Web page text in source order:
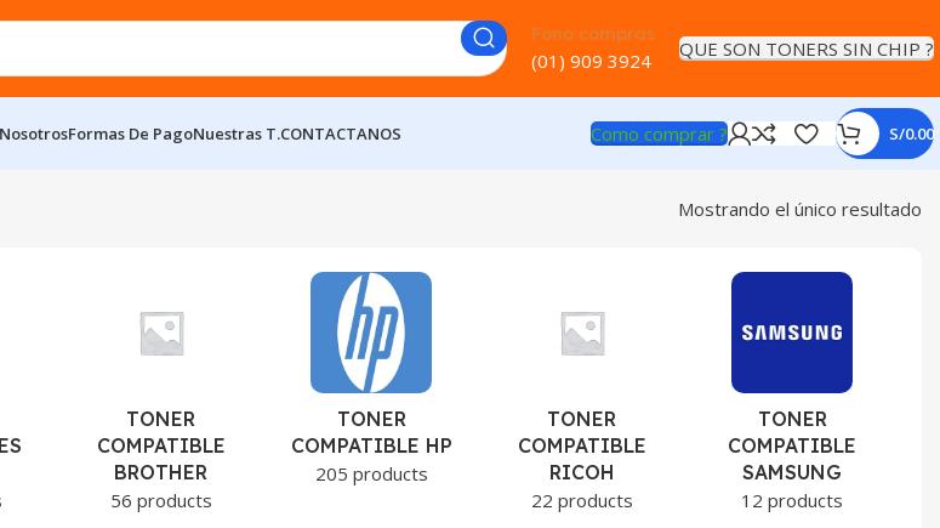
Fono compras
(01) 909 3924 QUE SON TONERS SIN CHIP ?
Formas De PagoNuestras T.CONTACTANOS Como comprar ? S/0.00
Mostrando el único resultado
TONER
COMPATIBLE
BROTHER
56 products
TONER
COMPATIBLE HP
205 products
TONER
COMPATIBLE
RICOH
22 products
TONER
COMPATIBLE
SAMSUNG
12 products